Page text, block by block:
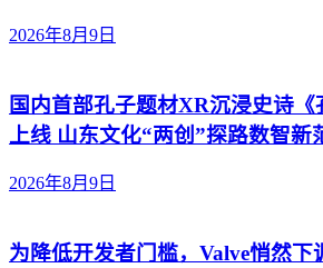
2026年8月9日
国内首部孔子题材XR沉浸史诗《
上线 山东文化“两创”探路数智新
2026年8月9日
为降低开发者门槛，Valve悄然下